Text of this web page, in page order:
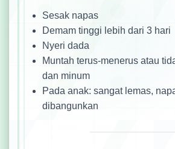
Sesak napas
Demam tinggi lebih dari 3 hari
Nyeri dada
Muntah terus-menerus atau
dan minum
Pada anak: sangat lemas,
dibangunkan